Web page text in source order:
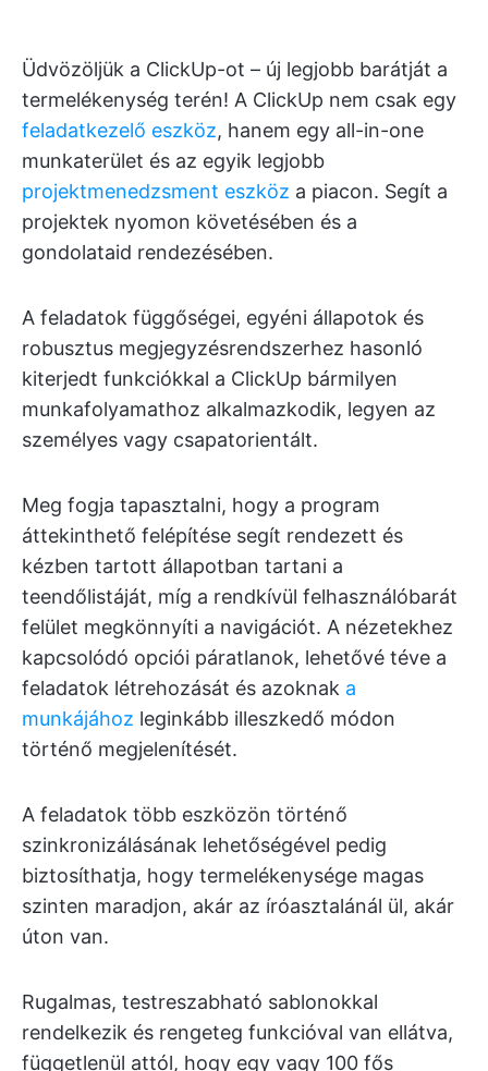
Üdvözöljük a ClickUp-ot – új legjobb barátját a
termelékenység terén! A ClickUp nem csak egy
feladatkezelő eszköz, hanem egy all-in-one
munkaterület és az egyik legjobb
projektmenedzsment eszköz a piacon. Segít a
projektek nyomon követésében és a
gondolataid rendezésében.
A feladatok függőségei, egyéni állapotok és
robusztus megjegyzésrendszerhez hasonló
kiterjedt funkciókkal a ClickUp bármilyen
munkafolyamathoz alkalmazkodik, legyen az
személyes vagy csapatorientált.
Meg fogja tapasztalni, hogy a program
áttekinthető felépítése segít rendezett és
kézben tartott állapotban tartani a
teendőlistáját, míg a rendkívül felhasználóbarát
felület megkönnyíti a navigációt. A nézetekhez
kapcsolódó opciói páratlanok, lehetővé téve a
feladatok létrehozását és azoknak a
munkájához leginkább illeszkedő módon
történő megjelenítését.
A feladatok több eszközön történő
szinkronizálásának lehetőségével pedig
biztosíthatja, hogy termelékenysége magas
szinten maradjon, akár az íróasztalánál ül, akár
úton van.
Rugalmas, testreszabható sablonokkal
rendelkezik és rengeteg funkcióval van ellátva,
függetlenül attól, hogy egy vagy 100 fős